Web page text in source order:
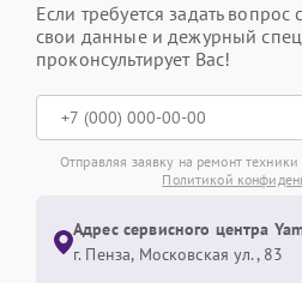
Если требуется задать вопрос
свои данные и дежурный
проконсультирует Вас!
Отправляя заявку на ремонт
Политикой
Адрес сервисного центра
г. Пенза, Московская ул., 83